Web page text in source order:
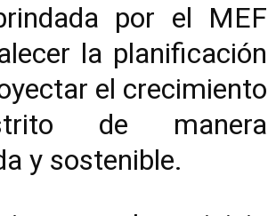
por el MEF
la planificación
el crecimiento
de manera
y sostenible.